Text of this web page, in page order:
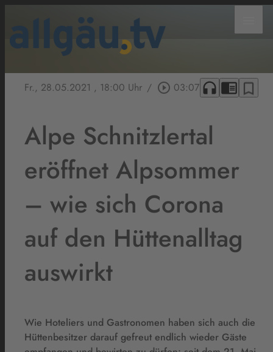
Fr., 28.05.2021 , 18:00 Uhr / play_circle_outline 03:07 headphones chrome_reader_mode bookmark_border
Alpe Schnitzlertal
eröffnet Alpsommer
– wie sich Corona
auf den Hüttenalltag
auswirkt
Wie Hoteliers und Gastronomen haben sich auch die
Hüttenbesitzer darauf gefreut endlich wieder Gäste